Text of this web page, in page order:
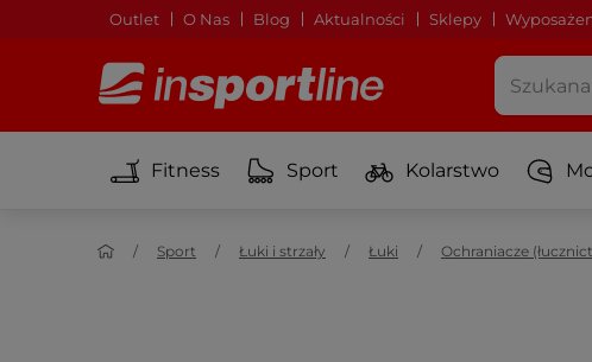
Outlet O Nas Blog Aktualności Sklepy
Fitness Sport Kolarstwo
Sport Łuki i strzały Łuki Ochraniacze